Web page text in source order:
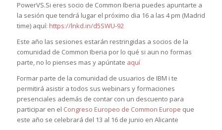
PowerVS.Si eres socio de Common Iberia puedes apuntarte a
la sesión que tendrá lugar el próximo dia 16 a las 4 pm (Madrid
time) aquí: https://lnkd.in/d5SWU-92
Este año las sesiones estarán restringidas a socios de la
comunidad de Common Iberia por lo qué si aun no formas
parte, no lo pienses mas y apúntate aquí
Formar parte de la comunidad de usuarios de IBM i te
permitirá asistir a todos sus webinars y formaciones
presenciales además de contar con un descuento para
participar en el Congreso Europeo de Common Europe que
este año se celebrará del 13 al 16 de junio en Alicante